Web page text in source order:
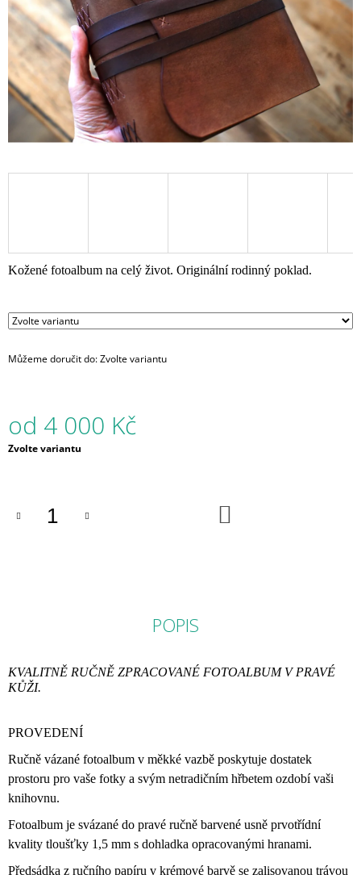
Kožené fotoalbum na celý život. Originální rodinný poklad.
Můžeme doručit do:Zvolte variantu
od 4 000 Kč
Měrná
Zvolte variantu
POPIS
KVALITNĚ RUČNĚ ZPRACOVANÉ FOTOALBUM V PRAVÉ
KŮŽI.
PROVEDENÍ
Ručně vázané fotoalbum v měkké vazbě poskytuje dostatek
prostoru pro vaše fotky a svým netradičním hřbetem ozdobí vaši
knihovnu.
Fotoalbum je svázané do pravé ručně barvené usně prvotřídní
kvality tloušťky 1,5 mm s dohladka opracovanými hranami.
Předsádka z ručního papíru v krémové barvě se zalisovanou trávou
A
J
Í
T
?